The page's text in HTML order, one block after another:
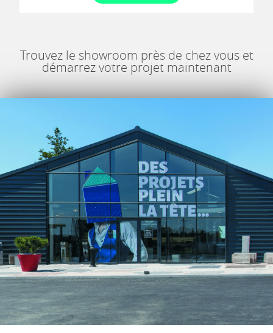
Trouvez le showroom près de chez vous et
démarrez votre projet maintenant